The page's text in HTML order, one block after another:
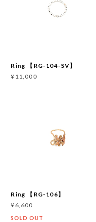
Ring 【RG-104-SV】
¥11,000
Ring 【RG-106】
¥6,600
SOLD OUT